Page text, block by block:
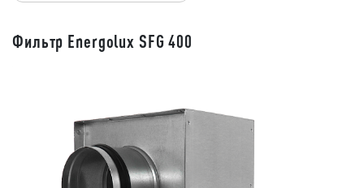
Фильтр Energolux SFG 400